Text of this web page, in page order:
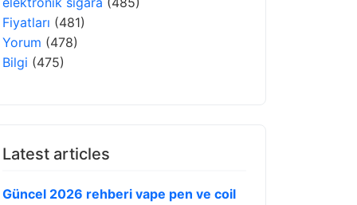
Fiyatları (481)
Yorum (478)
Bilgi (475)
Latest articles
Güncel 2026 rehberi vape pen ve coil